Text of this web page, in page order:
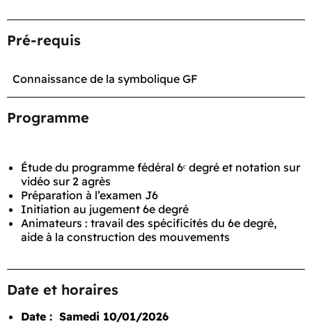
Pré-requis
Connaissance de la symbolique GF
Programme
Étude du programme fédéral 6ᵉ degré et notation sur
vidéo sur 2 agrès
Préparation à l’examen J6
Initiation au jugement 6e degré
Animateurs : travail des spécificités du 6e degré,
aide à la construction des mouvements
Date et horaires
Date : Samedi 10/01/2026